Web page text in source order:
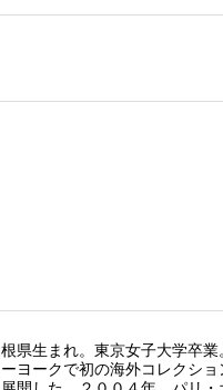
県生まれ。東京女子大学卒
ヨークで初の海外コレクシ